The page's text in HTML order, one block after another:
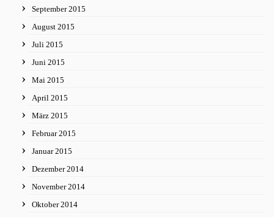
September 2015
August 2015
Juli 2015
Juni 2015
Mai 2015
April 2015
März 2015
Februar 2015
Januar 2015
Dezember 2014
November 2014
Oktober 2014